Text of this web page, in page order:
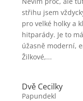
střihu jsem
pro velké holky a
hitparády. Je to
úžasně moderní,
Žilkové,...
Dvě Cecilky
Papundekl